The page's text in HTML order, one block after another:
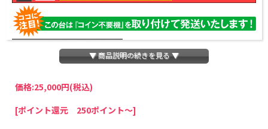
パチスロわっしょいでは、全ての台に「コイン不要機」を無料で取り付けて発送さ
せていただいております。コイン不要機をご利用になられますと、コインが必要な
▼ 商品説明の続きを見る ▼
価格:25,000円(税込)
[ポイント還元 250ポイント～]